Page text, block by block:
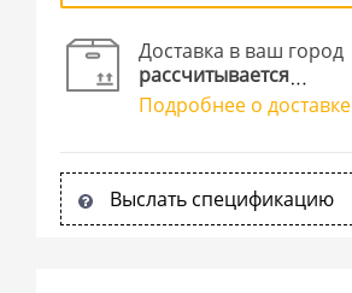
Доставка в ваш город
рассчитывается
Подробнее о доставке
Выслать спецификацию